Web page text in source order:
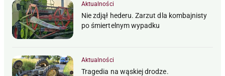
Aktualności
Nie zdjął hederu. Zarzut dla kombajnisty
po śmiertelnym wypadku
Aktualności
Tragedia na wąskiej drodze.